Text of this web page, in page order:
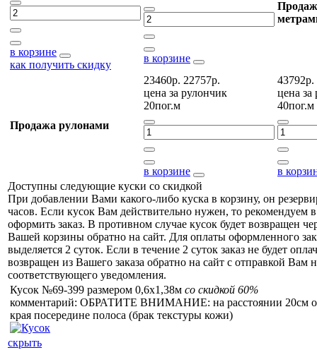
в корзине
как получить скидку
в корзине
Продажа рулонами
23460р. 22757р.
цена за рулончик
20пог.м
в корзине
43792р.
цена за
40пог.м
в
Доступны следующие куски со скидкой
При добавлении Вами какого-либо куска в корзину, он
часов. Если кусок Вам действительно нужен, то рекомендуем
оформить заказ. В противном случае кусок будет возвращен
Вашей корзины обратно на сайт. Для оплаты оформленного
выделяется 2 суток. Если в течение 2 суток заказ не будет
возвращен из Вашего заказа обратно на сайт с отправкой Вам
соответствующего уведомления.
Кусок №69-399 размером 0,6x1,38м со скидкой 60%
комментарий: ОБРАТИТЕ ВНИМАНИЕ: на расстоянии 20см
края посередине полоса (брак текстуры кожи)
скрыть